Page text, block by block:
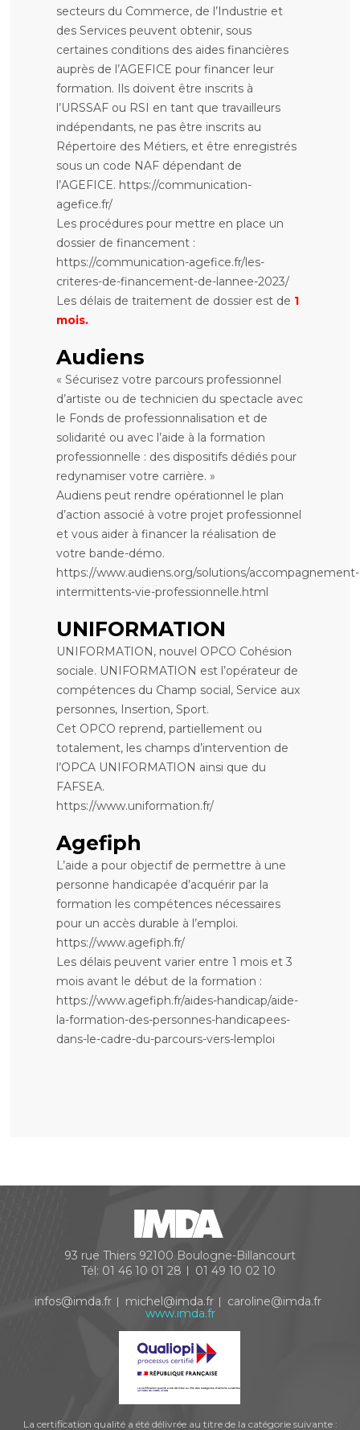
secteurs du Commerce, de l’Industrie et
des Services peuvent obtenir, sous
certaines conditions des aides financières
auprès de l’AGEFICE pour financer leur
formation. Ils doivent être inscrits à
l’URSSAF ou RSI en tant que travailleurs
indépendants, ne pas être inscrits au
Répertoire des Métiers, et être enregistrés
sous un code NAF dépendant de
l’AGEFICE. https://communication-
agefice.fr/
Les procédures pour mettre en place un
dossier de financement :
https://communication-agefice.fr/les-
criteres-de-financement-de-lannee-2023/
Les délais de traitement de dossier est de 1
mois.
Audiens
« Sécurisez votre parcours professionnel
d’artiste ou de technicien du spectacle avec
le Fonds de professionnalisation et de
solidarité ou avec l’aide à la formation
professionnelle : des dispositifs dédiés pour
redynamiser votre carrière. »
Audiens peut rendre opérationnel le plan
d’action associé à votre projet professionnel
et vous aider à financer la réalisation de
votre bande-démo.
https://www.audiens.org/solutions/accompagnement-
intermittents-vie-professionnelle.html
UNIFORMATION
UNIFORMATION, nouvel OPCO Cohésion
sociale. UNIFORMATION est l’opérateur de
compétences du Champ social, Service aux
personnes, Insertion, Sport.
Cet OPCO reprend, partiellement ou
totalement, les champs d’intervention de
l’OPCA UNIFORMATION ainsi que du
FAFSEA.
https://www.uniformation.fr/
Agefiph
L’aide a pour objectif de permettre à une
personne handicapée d’acquérir par la
formation les compétences nécessaires
pour un accès durable à l’emploi.
https://www.agefiph.fr/
Les délais peuvent varier entre 1 mois et 3
mois avant le début de la formation :
https://www.agefiph.fr/aides-handicap/aide-
la-formation-des-personnes-handicapees-
dans-le-cadre-du-parcours-vers-lemploi
93 rue Thiers 92100 Boulogne-Billancourt
Tél: 01 46 10 01 28 01 49 10 02 10
infos@imda.fr michel@imda.fr caroline@imda.fr
www.imda.fr
La certification qualité a été délivrée au titre de la catégorie suivante :